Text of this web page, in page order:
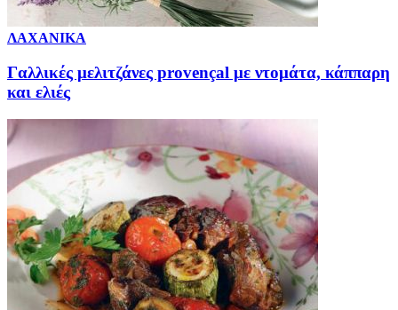
ΛΑΧΑΝΙΚΑ
Γαλλικές μελιτζάνες provençal με ντομάτα, κάππαρη
και ελιές